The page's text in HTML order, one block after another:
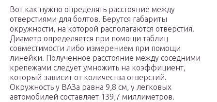
Вот как нужно определять расстояние между
отверстиями для болтов. Берутся габариты
окружности, на которой располагаются отверстия.
Диаметр определяется при помощи таблиц
совместимости либо измерением при помощи
линейки. Полученное расстояние между соседними
крепежами следует умножить на коэффициент,
который зависит от количества отверстий.
Окружность у ВАЗа равна 9,8 см, у легковых
автомобилей составляет 139,7 миллиметров.